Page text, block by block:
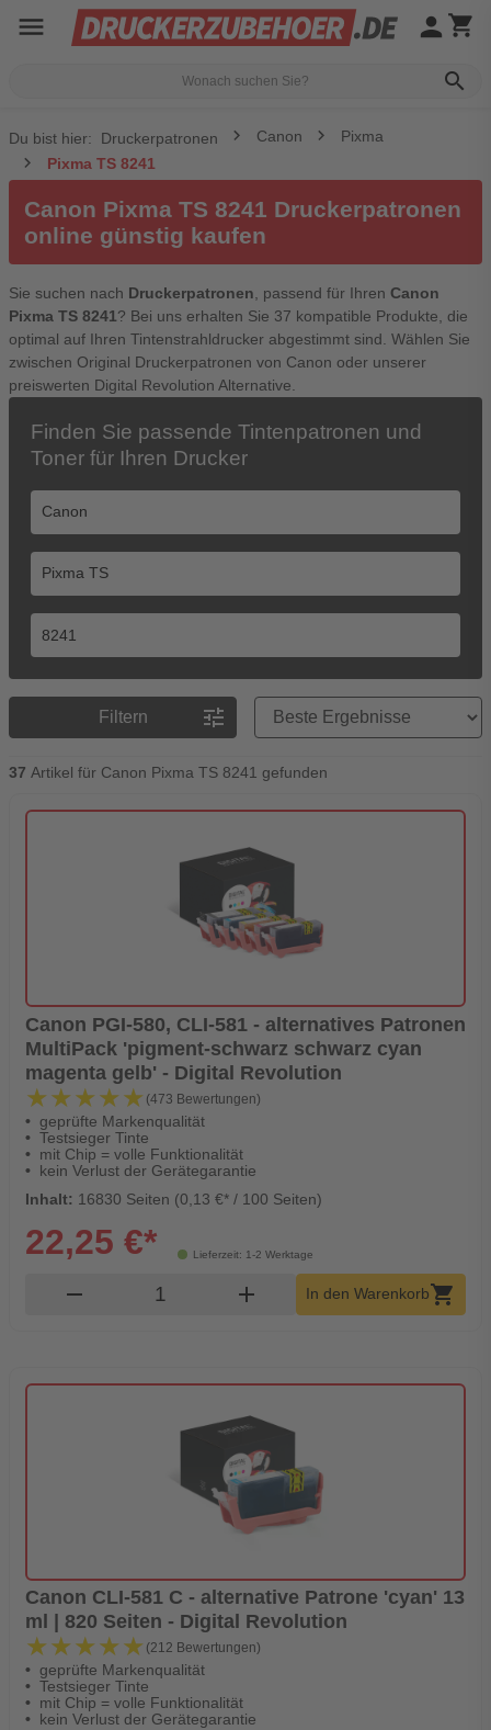
menu
search
person shopping_cart
Du bist hier: Druckerpatronen Canon
Pixma
Pixma TS 8241
Canon Pixma TS 8241 Druckerpatronen
online günstig kaufen
Sie suchen nach Druckerpatronen, passend für Ihren Canon
Pixma TS 8241? Bei uns erhalten Sie 37 kompatible Produkte, die
optimal auf Ihren Tintenstrahldrucker abgestimmt sind. Wählen Sie
zwischen Original Druckerpatronen von Canon oder unserer
preiswerten Digital Revolution Alternative.
Finden Sie passende Tintenpatronen und
Toner für Ihren Drucker
Filtern tune
Preisreihenfolge
37 Artikel für Canon Pixma TS 8241 gefunden
Canon PGI-580, CLI-581 - alternatives Patronen
MultiPack 'pigment-schwarz schwarz cyan
magenta gelb' - Digital Revolution
★★★★★
★★★★★ (473 Bewertungen)
geprüfte Markenqualität
Testsieger Tinte
mit Chip = volle Funktionalität
kein Verlust der Gerätegarantie
Inhalt: 16830 Seiten (0,13 €* / 100 Seiten)
Lieferzeit: 1-2 Werktage
22,25 €*
remove Produkt Warenkorb Menge
add In den Warenkorbshopping_cart
Canon CLI-581 C - alternative Patrone 'cyan' 13
ml | 820 Seiten - Digital Revolution
★★★★★
★★★★★ (212 Bewertungen)
geprüfte Markenqualität
Testsieger Tinte
mit Chip = volle Funktionalität
kein Verlust der Gerätegarantie